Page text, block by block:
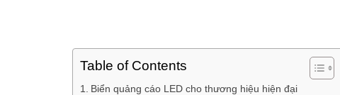
Table of Contents
Biển quảng cáo LED cho thương hiệu hiện đại